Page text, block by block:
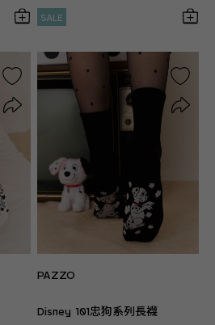
SALE
PAZZO
Disney 101忠狗系列長襪